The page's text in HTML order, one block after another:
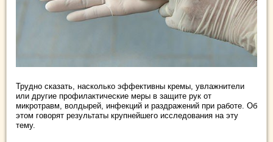
Трудно сказать, насколько эффективны кремы, увлажнители
или другие профилактические меры в защите рук от
микротравм, волдырей, инфекций и раздражений при работе. Об
этом говорят результаты крупнейшего исследования на эту
тему.